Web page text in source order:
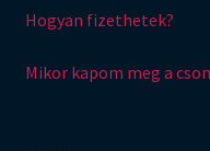
Hogyan fizethetek?
Mikor kapom meg a